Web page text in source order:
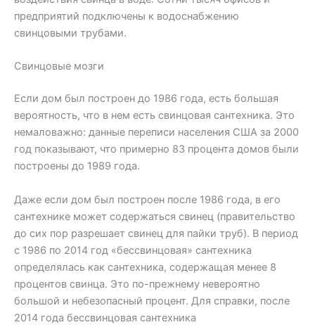
предприятий подключены к водоснабжению
свинцовыми трубами.
Свинцовые мозги
Если дом был построен до 1986 года, есть большая
вероятность, что в нем есть свинцовая сантехника. Это
немаловажно: данные переписи населения США за 2000
год показывают, что примерно 83 процента домов были
построены до 1989 года.
Даже если дом был построен после 1986 года, в его
сантехнике может содержаться свинец (правительство
до сих пор разрешает свинец для пайки труб). В период
с 1986 по 2014 год «бессвинцовая» сантехника
определялась как сантехника, содержащая менее 8
процентов свинца. Это по-прежнему невероятно
большой и небезопасный процент. Для справки, после
2014 года бессвинцовая сантехника